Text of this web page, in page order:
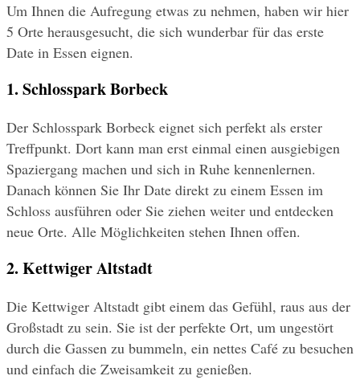
Um Ihnen die Aufregung etwas zu nehmen, haben wir hier
5 Orte herausgesucht, die sich wunderbar für das erste
Date in Essen eignen.
1. Schlosspark Borbeck
Der Schlosspark Borbeck eignet sich perfekt als erster
Treffpunkt. Dort kann man erst einmal einen ausgiebigen
Spaziergang machen und sich in Ruhe kennenlernen.
Danach können Sie Ihr Date direkt zu einem Essen im
Schloss ausführen oder Sie ziehen weiter und entdecken
neue Orte. Alle Möglichkeiten stehen Ihnen offen.
2. Kettwiger Altstadt
Die Kettwiger Altstadt gibt einem das Gefühl, raus aus der
Großstadt zu sein. Sie ist der perfekte Ort, um ungestört
durch die Gassen zu bummeln, ein nettes Café zu besuchen
und einfach die Zweisamkeit zu genießen.